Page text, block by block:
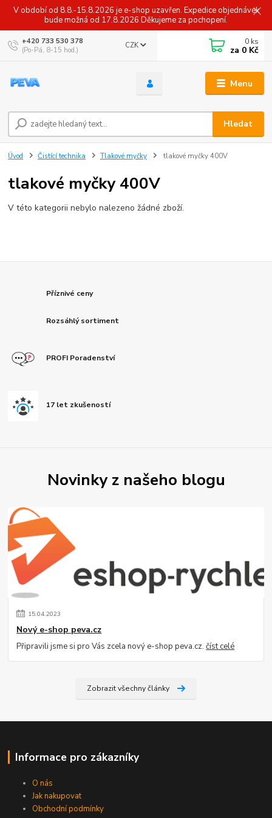
V období od 8.8.-15.8.2026 je e-shop uzavřen. Expedice objednávek
bude možná od 17.8.2026 Děkujeme za pochopení.
Menu
CZK
Hledat
+420 733 530 378
(Po-Pá, 8-15 hod.)
0 ks
za 0 Kč
Úvod Čistící technika Tlakové myčky tlakové myčky 400V
tlakové myčky 400V
V této kategorii nebylo nalezeno žádné zboží.
Příznivé ceny
Rozsáhlý sortiment
PROFI Poradenství
17 let zkušeností
Novinky z našeho blogu
15.04.2023
Nový e-shop peva.cz
Připravili jsme si pro Vás zcela nový e-shop peva.cz.číst celé
Zobrazit všechny články
Informace pro zákazníky
O nás
Jak nakupovat
Obchodní podmínky